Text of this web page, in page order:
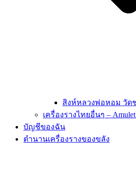
สิงห์หลวงพ่อหอม วัด
เครื่องรางไทยอื่นๆ – Amulet
บัญชีของฉัน
ตำนานเครื่องรางของขลัง